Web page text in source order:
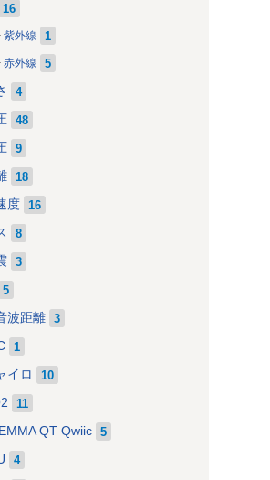
16
紫外線 1
赤外線 5
4
48
9
18
度 16
8
3
5
波距離 3
1
イロ 10
11
QT Qwiic 5
4